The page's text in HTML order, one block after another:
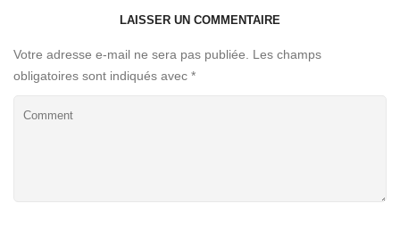
LAISSER UN COMMENTAIRE
Votre adresse e-mail ne sera pas publiée.
Les champs
obligatoires sont indiqués avec *